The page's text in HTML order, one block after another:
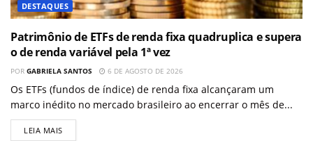
DESTAQUES
Patrimônio de ETFs de renda fixa quadruplica e supera
o de renda variável pela 1ª vez
POR GABRIELA SANTOS 6 DE AGOSTO DE 2026
Os ETFs (fundos de índice) de renda fixa alcançaram um
marco inédito no mercado brasileiro ao encerrar o mês de...
LEIA MAIS